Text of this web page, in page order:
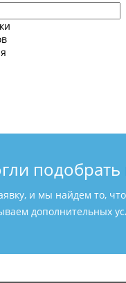
и мы найдем то,
дополнительных